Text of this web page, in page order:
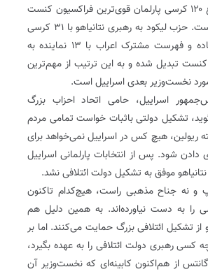
۳۳ کرسی از مجموع ۱۲۰ کرسی پارلمان قوی‌ترین فراکسیون کنست
را به نام خود کرده است. حزب لیکود به رهبری نتانیاهو با ۳۱ کرسی
در جایگاه دوم ایستاده و فهرست مشترک اعراب با ۱۳ نماینده به
تبدیل شده و به این ترتیب از مهم‌ترین
نخست‌وزیر بعدی اسراییل است.
اسراییل، حامی اتحاد احزاب بزرگ
تشکیل دولتی باثبات خواست تمامی مردم
ریولین، هیچ کس در اسراییل نمی‌خواهد برای
دادن شود. پس از انتخابات پارلمانی اسراییل
موفق به تشکیل دولت ائتلافی نشد.
و نه جناح مذهبی راست، هیچ‌کدام تاکنون
لازم ۶۱ کرسی را به دست نیاورده‌اند. به همین دلیل هم
از تشکیل ائتلافی بزرگ حمایت می‌کنند. اما بر
رهبری دولت ائتلافی را به عهده بگیرد،
از هم‌اکنون کابینه‌ای که نخست‌وزیر آن